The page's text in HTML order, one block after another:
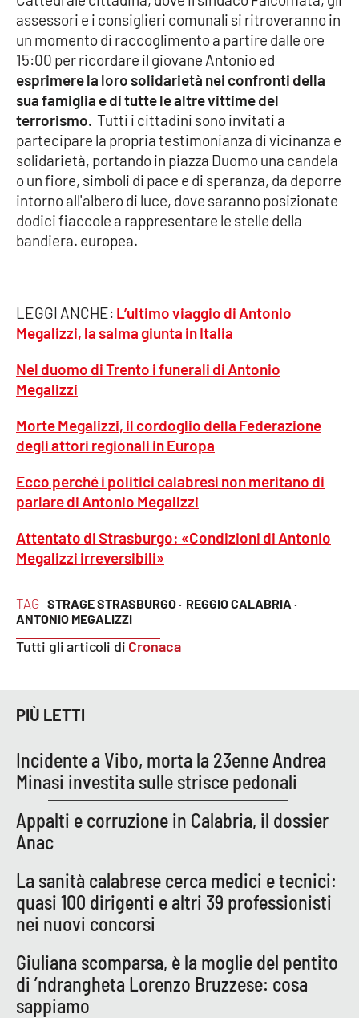
Venti di comunicazione
STREAMING
LaC TV
LaC Network
LaC OnAir
Catanzaro
Crotone
Vibo Valentia
Reggio Calabria
Cosenza
Buona Sanità Calabria
Destinazioni
Eventi
Food
Storie
LAC
NETWORK
Lacplay.it
Lactv.it
TAG STRAGE STRASBURGO · REGGIO CALABRIA ·
ANTONIO MEGALIZZI
Tutti gli articoli di Cronaca
assessori e i consiglieri comunali si ritroveranno in
un momento di raccoglimento a partire dalle ore
15:00 per ricordare il giovane Antonio ed
esprimere la loro solidarietà nei confronti della
sua famiglia e di tutte le altre vittime del
terrorismo. Tutti i cittadini sono invitati a
partecipare la propria testimonianza di vicinanza e
solidarietà, portando in piazza Duomo una candela
o un fiore, simboli di pace e di speranza, da deporre
intorno all'albero di luce, dove saranno posizionate
dodici fiaccole a rappresentare le stelle della
bandiera. europea.
LEGGI ANCHE: L’ultimo viaggio di Antonio
Megalizzi, la salma giunta in Italia
Nel duomo di Trento i funerali di Antonio
Megalizzi
Morte Megalizzi, il cordoglio della Federazione
degli attori regionali in Europa
Ecco perché i politici calabresi non meritano di
parlare di Antonio Megalizzi
Attentato di Strasburgo: «Condizioni di Antonio
Megalizzi irreversibili»
PIÙ LETTI
Incidente a Vibo, morta la 23enne Andrea
Minasi investita sulle strisce pedonali
Appalti e corruzione in Calabria, il dossier
Anac
La sanità calabrese cerca medici e tecnici:
quasi 100 dirigenti e altri 39 professionisti
nei nuovi concorsi
Giuliana scomparsa, è la moglie del pentito
di ’ndrangheta Lorenzo Bruzzese: cosa
sappiamo